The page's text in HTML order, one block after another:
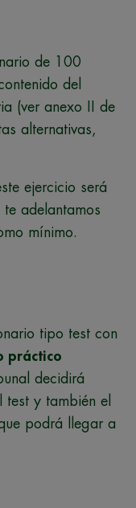
de 100
del
(ver anexo II de
alternativas,
ejercicio será
adelantamos
mínimo.
tipo test con
práctico
decidirá
test y también el
podrá llegar a